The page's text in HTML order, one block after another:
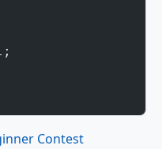
Contest